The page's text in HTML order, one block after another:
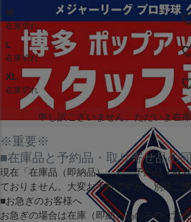
M
在庫切れ
L
在庫切れ
XL
在庫切れ
申し訳ございません。ただいま在
※重要※
■在庫品と予約品・取り寄せ品の
現在 「在庫品（即納品）」と「予約品・取り
ておりません。大変お手数ですが、別途ご
■お急ぎのお客様へ
お急ぎの場合は在庫（即納）品のみのご注